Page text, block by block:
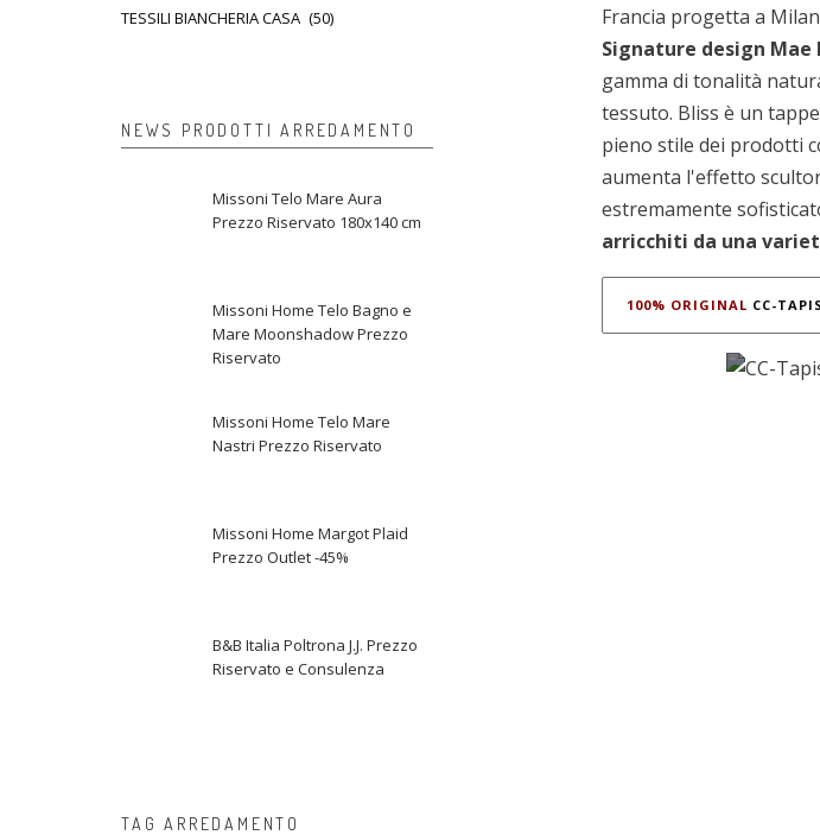
Francia progetta a
Signature design Mae
gamma di tonalità
tessuto. Bliss è un
pieno stile dei prodotti
aumenta l'effetto
estremamente
arricchiti da una
100% ORIGINAL CC-TAPIS
TESSILI BIANCHERIA CASA (50)
NEWS PRODOTTI ARREDAMENTO
Missoni Telo Mare Aura
Prezzo Riservato 180x140 cm
Missoni Home Telo Bagno e
Mare Moonshadow Prezzo
Riservato
Missoni Home Telo Mare
Nastri Prezzo Riservato
Missoni Home Margot Plaid
Prezzo Outlet -45%
B&B Italia Poltrona J.J. Prezzo
Riservato e Consulenza
TAG ARREDAMENTO